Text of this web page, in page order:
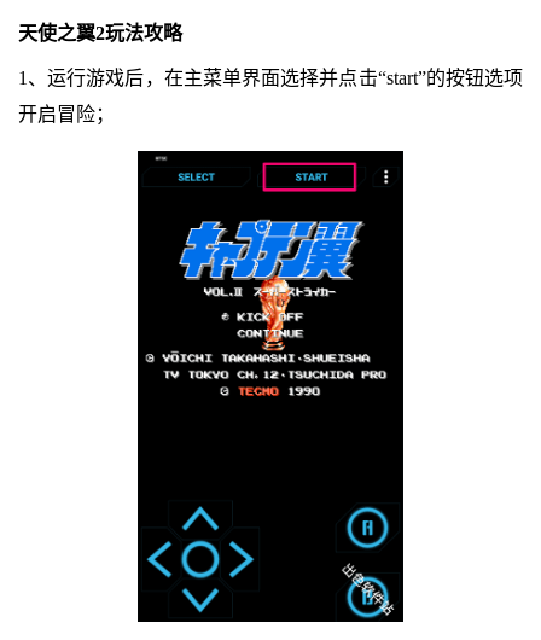
天使之翼2玩法攻略
1、运行游戏后，在主菜单界面选择并点击“start”的按钮选项
开启冒险；